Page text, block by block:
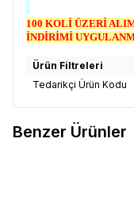
100 KOLİ ÜZERİ
İNDİRİMİ
Ürün Filtreleri
Tedarikçi Ürün Kodu
Benzer Ürünler